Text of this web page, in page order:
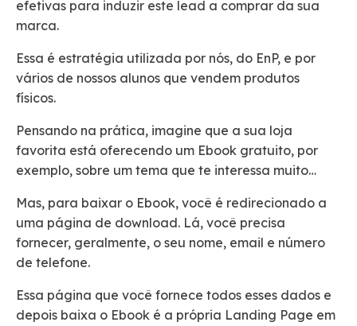
efetivas para induzir este lead a comprar da sua
marca.
Essa é estratégia utilizada por nós, do EnP, e por
vários de nossos alunos que vendem produtos
físicos.
Pensando na prática, imagine que a sua loja
favorita está oferecendo um Ebook gratuito, por
exemplo, sobre um tema que te interessa muito…
Mas, para baixar o Ebook, você é redirecionado a
uma página de download. Lá, você precisa
fornecer, geralmente, o seu nome, email e número
de telefone.
Essa página que você fornece todos esses dados e
depois baixa o Ebook é a própria Landing Page em